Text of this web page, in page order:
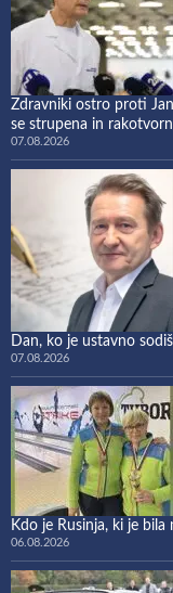
Zdravniki ostro proti
se strupena in
07.08.2026
Dan, ko je ustavno
07.08.2026
Kdo je Rusinja, ki je
06.08.2026